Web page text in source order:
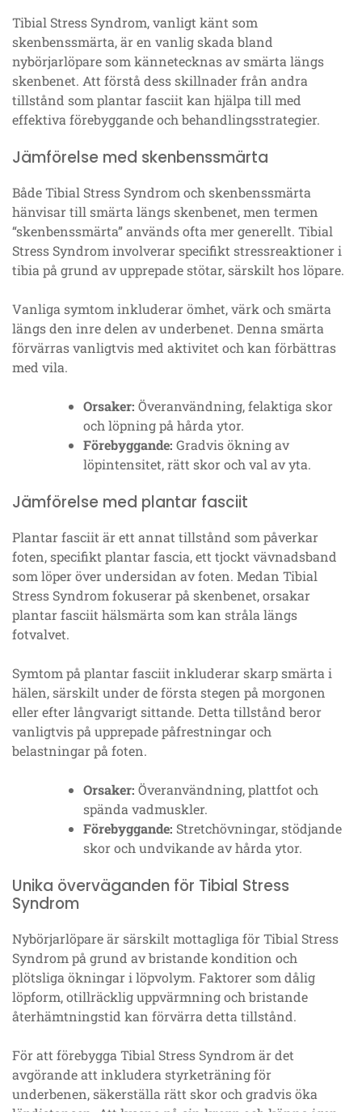
Tibial Stress Syndrom, vanligt känt som
skenbenssmärta, är en vanlig skada bland
nybörjarlöpare som kännetecknas av smärta längs
skenbenet. Att förstå dess skillnader från andra
tillstånd som plantar fasciit kan hjälpa till med
effektiva förebyggande och behandlingsstrategier.
Jämförelse med skenbenssmärta
Både Tibial Stress Syndrom och skenbenssmärta
hänvisar till smärta längs skenbenet, men termen
“skenbenssmärta” används ofta mer generellt. Tibial
Stress Syndrom involverar specifikt stressreaktioner i
tibia på grund av upprepade stötar, särskilt hos löpare.
Vanliga symtom inkluderar ömhet, värk och smärta
längs den inre delen av underbenet. Denna smärta
förvärras vanligtvis med aktivitet och kan förbättras
med vila.
Orsaker: Överanvändning, felaktiga skor
och löpning på hårda ytor.
Förebyggande: Gradvis ökning av
löpintensitet, rätt skor och val av yta.
Jämförelse med plantar fasciit
Plantar fasciit är ett annat tillstånd som påverkar
foten, specifikt plantar fascia, ett tjockt vävnadsband
som löper över undersidan av foten. Medan Tibial
Stress Syndrom fokuserar på skenbenet, orsakar
plantar fasciit hälsmärta som kan stråla längs
fotvalvet.
Symtom på plantar fasciit inkluderar skarp smärta i
hälen, särskilt under de första stegen på morgonen
eller efter långvarigt sittande. Detta tillstånd beror
vanligtvis på upprepade påfrestningar och
belastningar på foten.
Orsaker: Överanvändning, plattfot och
spända vadmuskler.
Förebyggande: Stretchövningar, stödjande
skor och undvikande av hårda ytor.
Unika överväganden för Tibial Stress
Syndrom
Nybörjarlöpare är särskilt mottagliga för Tibial Stress
Syndrom på grund av bristande kondition och
plötsliga ökningar i löpvolym. Faktorer som dålig
löpform, otillräcklig uppvärmning och bristande
återhämtningstid kan förvärra detta tillstånd.
För att förebygga Tibial Stress Syndrom är det
avgörande att inkludera styrketräning för
underbenen, säkerställa rätt skor och gradvis öka